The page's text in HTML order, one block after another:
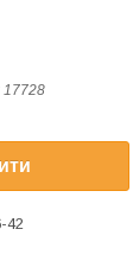
17728
42